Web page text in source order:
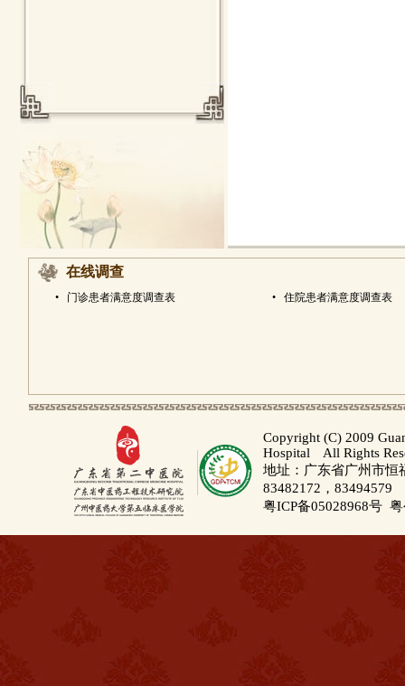
在线调查
• 门诊患者满意度调查表 • 住院患者满意度调查表
Copyright (C) 2009
Hospital All Rights
地址：广东省广州市
83482172，83494579
粤ICP备05028968号